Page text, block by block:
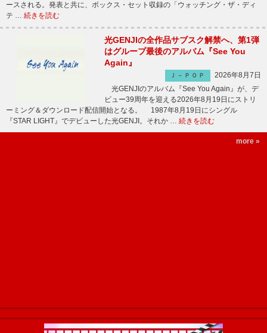
ースされる。発表と共に、ボックス・セット収録の「ウォッチング・ザ・ディ
テ … 続きを読む
光GENJIの全作品サブスク解禁へ、第1弾
はグループ最後のアルバム『See You
Again』
Ｊ－ＰＯＰ
2026年8月7日
光GENJIのアルバム『See You Again』が、デ
ビュー39周年を迎える2026年8月19日にストリ
ーミング＆ダウンロード配信開始となる。 1987年8月19日にシングル
『STAR LIGHT』でデビューした光GENJI。それか … 続きを読む
more »